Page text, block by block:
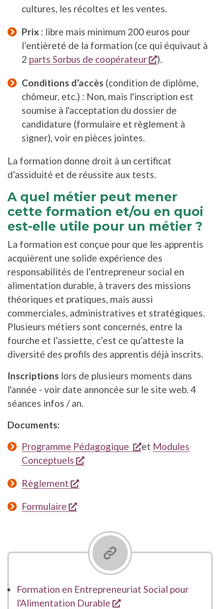
cultures, les récoltes et les ventes.
Prix: libre mais minimum 200 euros pour
l’entièreté de la formation (ce qui équivaut à
2 parts Sorbus de coopérateur opent een
).
Conditions d’accès (condition de diplôme,
chômeur, etc.) : Non, mais l'inscription est
soumise à l'acceptation du dossier de
candidature (formulaire et règlement à
signer), voir en pièces jointes.
La formation donne droit à un certificat
d’assiduité et de réussite aux tests.
A quel métier peut mener
cette formation et/ou en quoi
est-elle utile pour un métier ?
La formation est conçue pour que les apprentis
acquièrent une solide expérience des
responsabilités de l’entrepreneur social en
alimentation durable, à travers des missions
théoriques et pratiques, mais aussi
commerciales, administratives et stratégiques.
Plusieurs métiers sont concernés, entre la
fourche et l’assiette, c’est ce qu’atteste la
diversité des profils des apprentis déjà inscrits.
Inscriptions lors de plusieurs moments dans
l'année - voir date annoncée sur le site web. 4
séances infos / an.
Documents:
Programme Pédagogique
opent een nieuw
et Modules
Conceptuels
opent een nieuw venster
Règlement opent een nieuw venster
Formulaire opent een nieuw venster
Formation en Entrepreneuriat Social pour
l'Alimentation Durable
opent een nieuw